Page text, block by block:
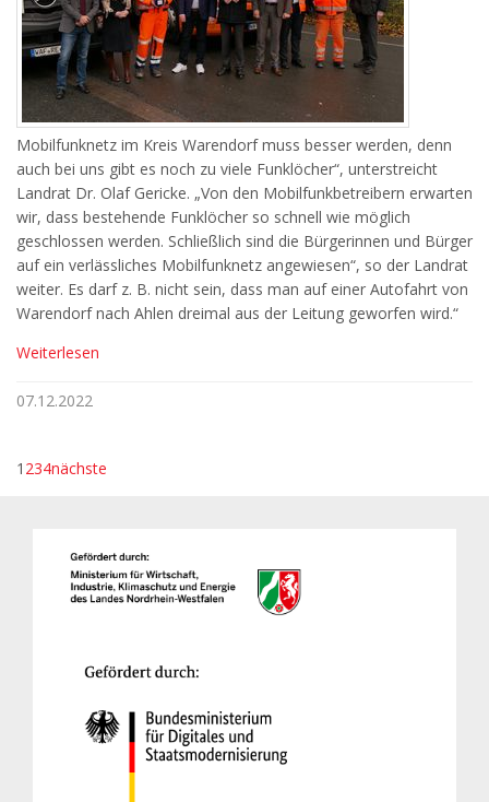
Mobilfunknetz im Kreis Warendorf muss besser werden, denn
auch bei uns gibt es noch zu viele Funklöcher“, unterstreicht
Landrat Dr. Olaf Gericke. „Von den Mobilfunkbetreibern erwarten
wir, dass bestehende Funklöcher so schnell wie möglich
geschlossen werden. Schließlich sind die Bürgerinnen und Bürger
auf ein verlässliches Mobilfunknetz angewiesen“, so der Landrat
weiter. Es darf z. B. nicht sein, dass man auf einer Autofahrt von
Warendorf nach Ahlen dreimal aus der Leitung geworfen wird.“
Weiterlesen
07.12.2022
1 234nächste